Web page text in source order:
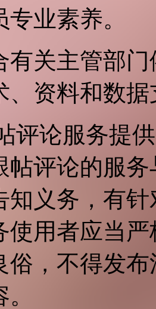
业素养。
有关主管部
、资料和数
评论服务提
帖评论的服
知义务，有
使用者应当
俗，不得发